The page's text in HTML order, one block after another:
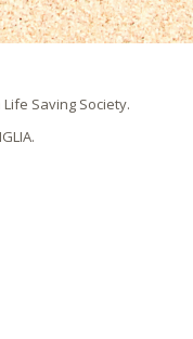
Saving Society.
.